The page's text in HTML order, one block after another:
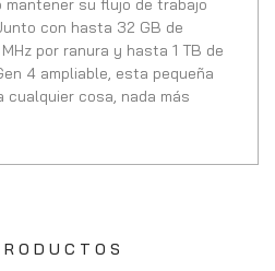
mantener su flujo de trabajo
con hasta 32 GB de
por ranura y hasta 1 TB de
4 ampliable, esta pequeña
cosa, nada más